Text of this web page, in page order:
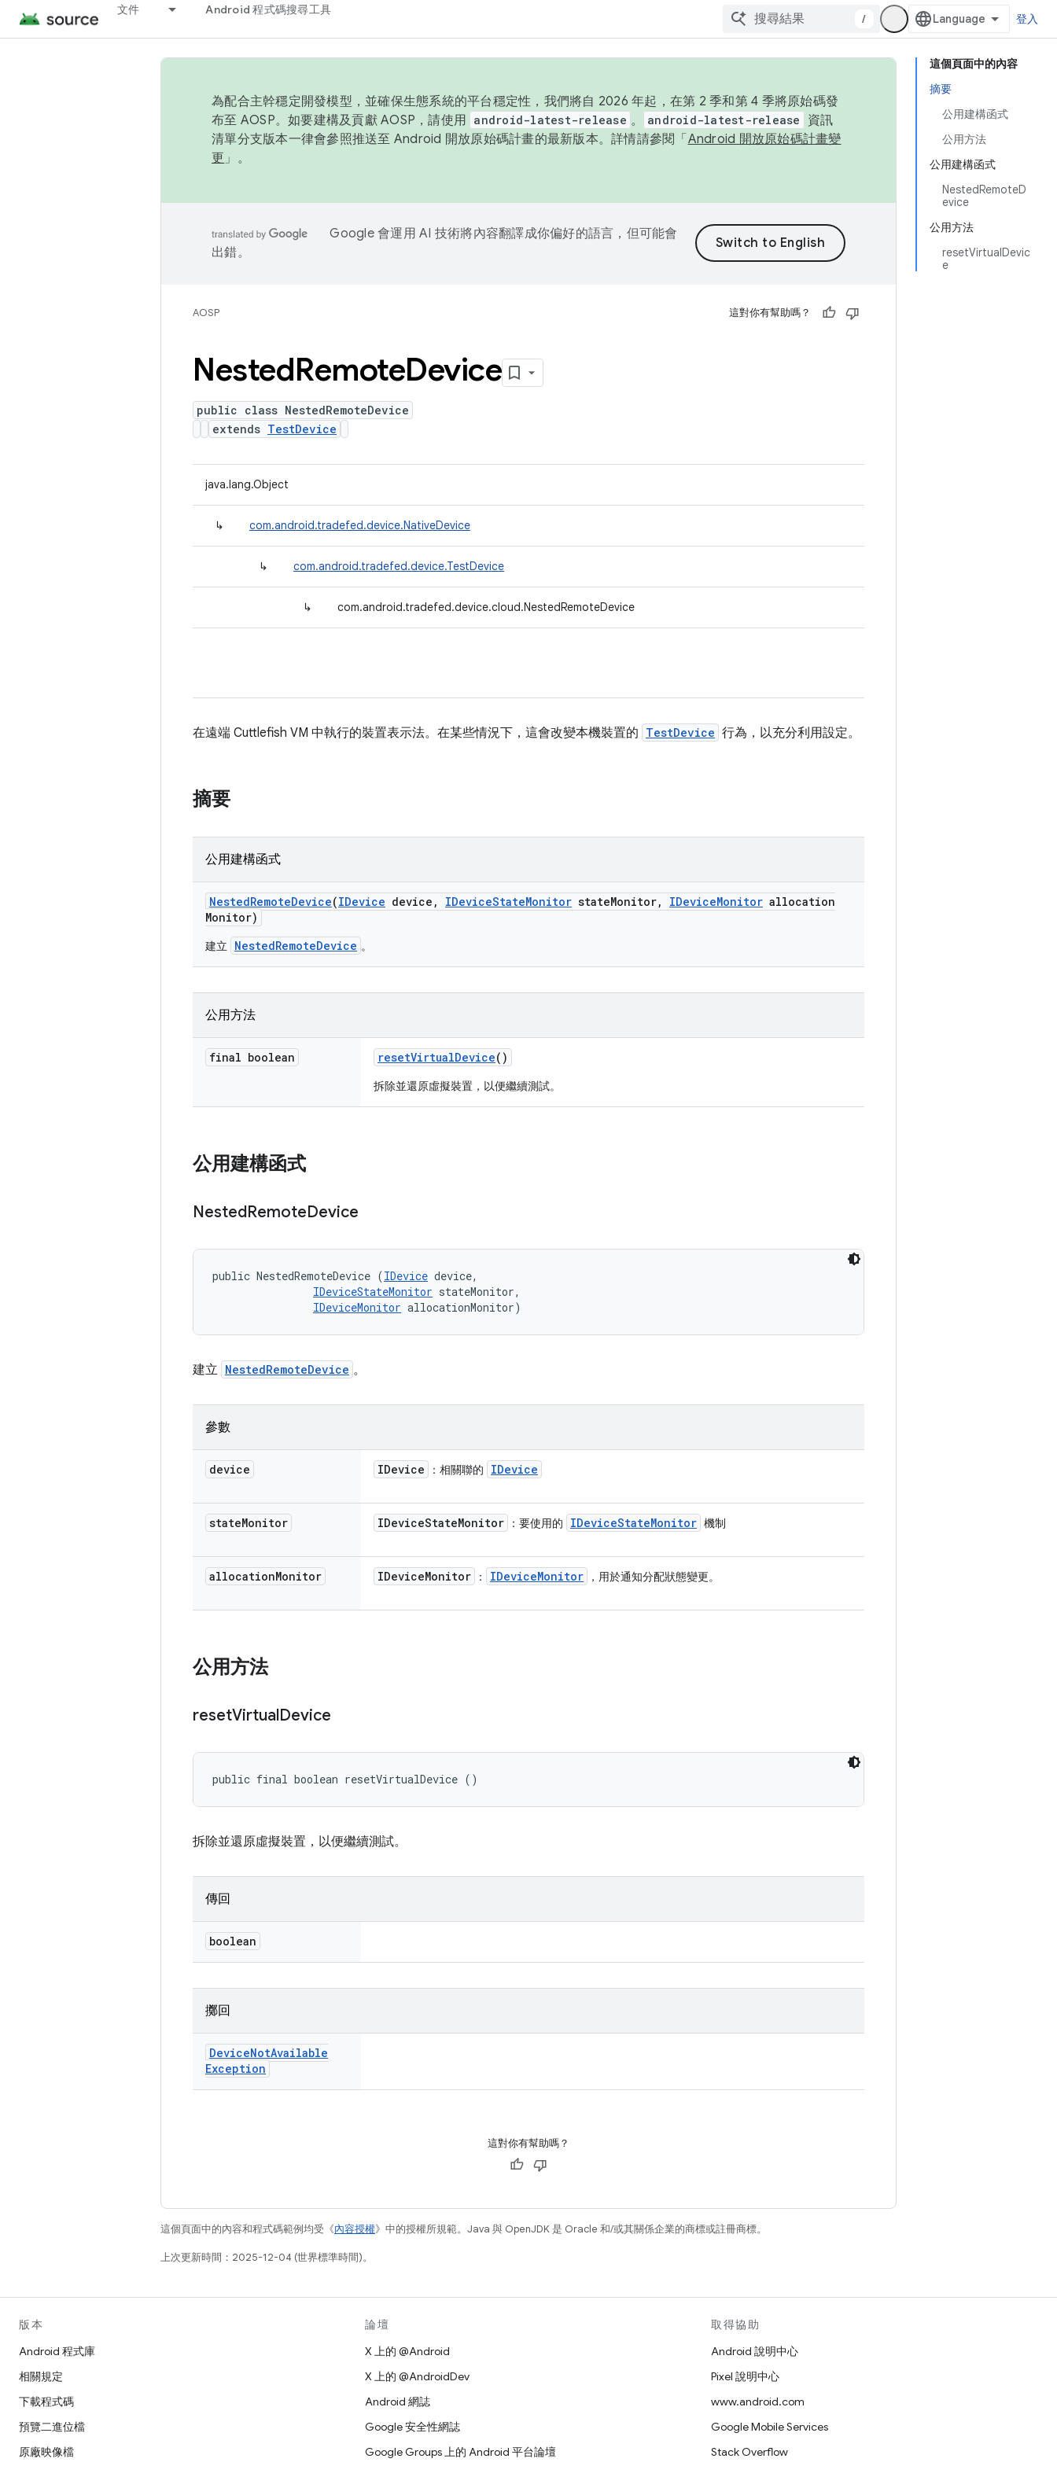
文件 Android 程式碼搜尋工具
/ 登入
這個頁面中的內容
摘要
公用建構函式
公用方法
公用建構函式
NestedRemoteD
evice
公用方法
resetVirtualDevic
e
為配合主幹穩定開發模型，並確保生態系統的平台穩定性，我們將自 2026 年起，在第 2 季和第 4 季將原始碼發
布至 AOSP。如要建構及貢獻 AOSP，請使用 android-latest-release 。 android-latest-release
資訊
清單分支版本一律會參照推送至 Android 開放原始碼計畫的最新版本。詳情請參閱「 Android 開放原始碼計畫變
更 」。
Google 會運用 AI 技術將內容翻譯成你偏好的語言，但可能會
出錯。
AOSP 這對你有幫助嗎？
NestedRemoteDevice
public class NestedRemoteDevice
extends TestDevice
java.lang.Object
↳ com.android.tradefed.device.NativeDevice
↳ com.android.tradefed.device.TestDevice
↳ com.android.tradefed.device.cloud.NestedRemoteDevice
在遠端 Cuttlefish VM 中執行的裝置表示法。在某些情況下，這會改變本機裝置的 TestDevice 行為，以充分利用設定。
摘要
公用建構函式
NestedRemoteDevice(IDevice device , IDeviceStateMonitor stateMonitor, IDeviceMonitor allocation
Monitor)
建立 NestedRemoteDevice 。
公用方法
final boolean resetVirtualDevice()
拆除並還原虛擬裝置，以便繼續測試。
公用建構函式
NestedRemoteDevice
public NestedRemoteDevice (IDevice device,
IDeviceStateMonitor stateMonitor,
IDeviceMonitor allocationMonitor)
建立 NestedRemoteDevice 。
參數
device IDevice ：相關聯的 IDevice
stateMonitor IDeviceStateMonitor ：要使用的 IDeviceStateMonitor 機制
allocationMonitor IDeviceMonitor ： IDeviceMonitor ，用於通知分配狀態變更。
公用方法
resetVirtualDevice
public final boolean resetVirtualDevice ()
拆除並還原虛擬裝置，以便繼續測試。
傳回
boolean
擲回
DeviceNotAvailable
Exception
這對你有幫助嗎？
這個頁面中的內容和程式碼範例均受《內容授權》中的授權所規範。Java 與 OpenJDK 是 Oracle 和/或其關係企業的商標或註冊商標。
上次更新時間：2025-12-04 (世界標準時間)。
版本
Android 程式庫
相關規定
下載程式碼
預覽二進位檔
原廠映像檔
論壇
X 上的 @Android
X 上的 @AndroidDev
Android 網誌
Google 安全性網誌
Google Groups 上的 Android 平台論壇
取得協助
Android 說明中心
Pixel 說明中心
www.android.com
Google Mobile Services
Stack Overflow